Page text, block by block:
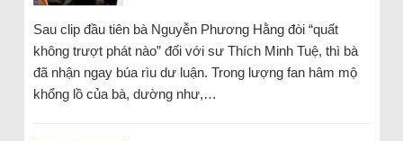
Sau clip đầu tiên bà Nguyễn Phương Hằng đòi “quất
không trượt phát nào” đối với sư Thích Minh Tuệ, thì bà
đã nhận ngay búa rìu dư luận. Trong lượng fan hâm mộ
khổng lồ của bà, dường như,…